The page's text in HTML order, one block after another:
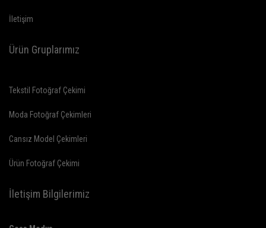
İletişim
Ürün Gruplarımız
Tekstil Fotoğraf Çekimi
Moda Fotoğraf Çekimleri
Cansız Model Çekimleri
Ürün Fotoğraf Çekimi
İletişim Bilgilerimiz